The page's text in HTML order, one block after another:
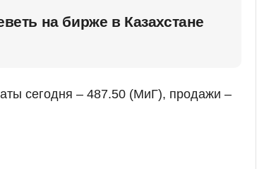
на бирже в Казахстане
сегодня – 487.50 (МиГ), продажи –